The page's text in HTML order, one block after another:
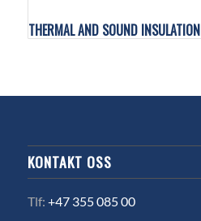
THERMAL AND SOUND INSULATION
KONTAKT OSS
Tlf: +47 355 085 00